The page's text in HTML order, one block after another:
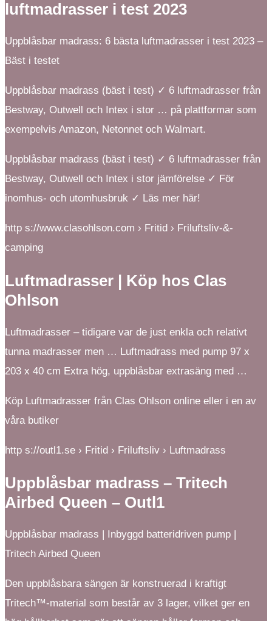
luftmadrasser i test 2023
Uppblåsbar madrass: 6 bästa luftmadrasser i test 2023 –
Bäst i testet
Uppblåsbar madrass (bäst i test) ✓ 6 luftmadrasser från
Bestway, Outwell och Intex i stor … på plattformar som
exempelvis Amazon, Netonnet och Walmart.
Uppblåsbar madrass (bäst i test) ✓ 6 luftmadrasser från
Bestway, Outwell och Intex i stor jämförelse ✓ För
inomhus- och utomhusbruk ✓ Läs mer här!
http s://www.clasohlson.com › Fritid › Friluftsliv-&-
camping
Luftmadrasser | Köp hos Clas
Ohlson
Luftmadrasser – tidigare var de just enkla och relativt
tunna madrasser men … Luftmadrass med pump 97 x
203 x 40 cm Extra hög, uppblåsbar extrasäng med …
Köp Luftmadrasser från Clas Ohlson online eller i en av
våra butiker
http s://outl1.se › Fritid › Friluftsliv › Luftmadrass
Uppblåsbar madrass – Tritech
Airbed Queen – Outl1
Uppblåsbar madrass | Inbyggd batteridriven pump |
Tritech Airbed Queen
Den uppblåsbara sängen är konstruerad i kraftigt
Tritech™-material som består av 3 lager, vilket ger en